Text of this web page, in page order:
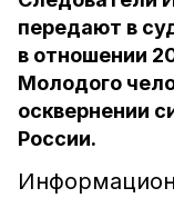
передают в
в отношении
Молодого
осквернении
России.